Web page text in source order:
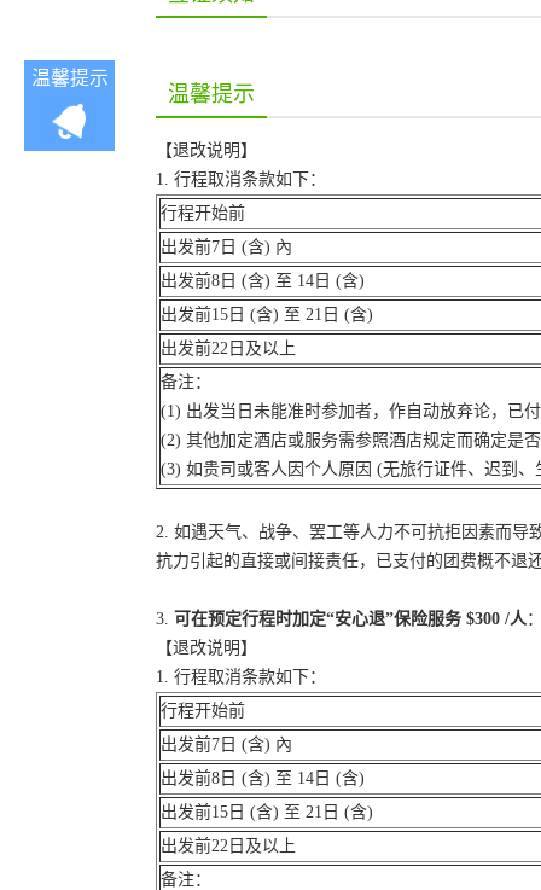
温馨提示
温馨提示
【退改说明】
1. 行程取消条款如下：
行程开始前
出发前7日 (含) 內
出发前8日 (含) 至 14日 (含)
出发前15日 (含) 至 21日 (含)
出发前22日及以上
备注：
(1) 出发当日未能准时参加者，作自动放弃论，已
(2) 其他加定酒店或服务需参照酒店规定而确定是
(3) 如贵司或客人因个人原因 (无旅行证件、迟到
2. 如遇天气、战争、罢工等人力不可抗拒因素而
抗力引起的直接或间接责任，已支付的团费概不退
3. 可在预定行程时加定“安心退”保险服务 $300 /人
【退改说明】
1. 行程取消条款如下：
行程开始前
出发前7日 (含) 內
出发前8日 (含) 至 14日 (含)
出发前15日 (含) 至 21日 (含)
出发前22日及以上
备注：